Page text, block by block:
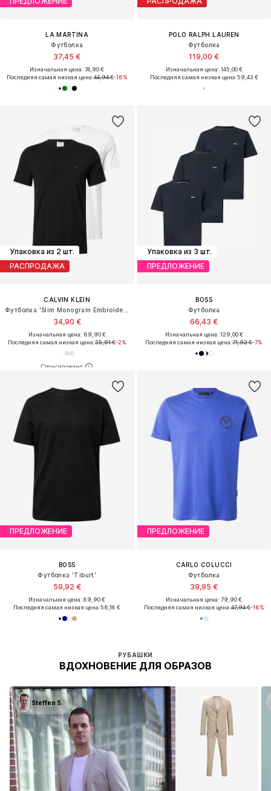
LA MARTINA
Футболка
37,45 €
Изначальная цена: 74,90 €
Последняя самая низкая цена:44,94 €-16%
POLO RALPH LAUREN
Футболка
119,00 €
Изначальная цена: 145,00 €
Последняя самая низкая цена:59,43 €
Упаковка из 2 шт.
РАСПРОДАЖА
CALVIN KLEIN
34,90 €
Изначальная цена: 69,90 €
Последняя самая низкая цена:35,91 €-2%
Упаковка из 3 шт.
ПРЕДЛОЖЕНИЕ
BOSS
Футболка
66,43 €
Изначальная цена: 129,00 €
Последняя самая низкая цена:71,92 €-7%
ПРЕДЛОЖЕНИЕ
BOSS
Футболка 'Tiburt'
59,92 €
Изначальная цена: 89,90 €
Последняя самая низкая цена:56,18 €
РУБАШКИ
ВДОХНОВЕНИЕ ДЛЯ ОБРАЗОВ
Steffen S.
ПРЕДЛОЖЕНИЕ
CARLO COLUCCI
Футболка
39,95 €
Изначальная цена: 79,90 €
Последняя самая низкая цена:47,94 €-16%